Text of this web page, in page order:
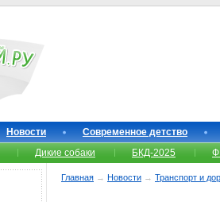
Новости
Современное детство
Дикие собаки БКД-2025
Главная → Новости → Транспорт и